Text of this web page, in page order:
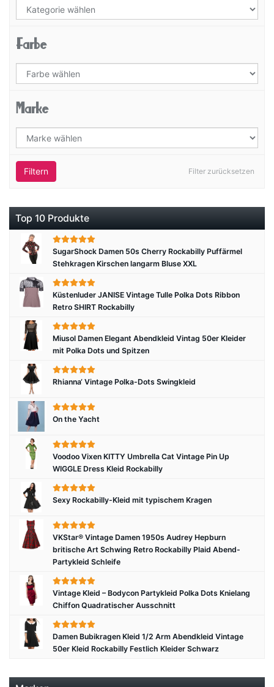
Farbe
Marke
Filter zurücksetzen
Filtern
Top 10 Produkte
SugarShock Damen 50s Cherry Rockabilly Puffärmel
Stehkragen Kirschen langarm Bluse XXL
Küstenluder JANISE Vintage Tulle Polka Dots Ribbon
Retro SHIRT Rockabilly
Miusol Damen Elegant Abendkleid Vintag 50er Kleider
mit Polka Dots und Spitzen
Rhianna‘ Vintage Polka-Dots Swingkleid
On the Yacht
Voodoo Vixen KITTY Umbrella Cat Vintage Pin Up
WIGGLE Dress Kleid Rockabilly
Sexy Rockabilly-Kleid mit typischem Kragen
VKStar® Vintage Damen 1950s Audrey Hepburn
britische Art Schwing Retro Rockabilly Plaid Abend-
Partykleid Schleife
Vintage Kleid – Bodycon Partykleid Polka Dots Knielang
Chiffon Quadratischer Ausschnitt
Damen Bubikragen Kleid 1/2 Arm Abendkleid Vintage
50er Kleid Rockabilly Festlich Kleider Schwarz